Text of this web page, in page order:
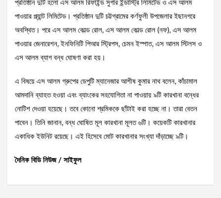
প্রতিষ্ঠান দুটি হলো এস আলম রিফাইন্ড সুগার ইন্ডাস্ট্রি লিমিটেড ও এস আলম
পাওয়ার প্ল্যান্ট লিমিটেড। প্রতিষ্ঠান দুটি চট্টগ্রামের কর্ণফুলী উপজেলার ইছানগরে
অবস্থিত। পরে এস আলম কোল্ড রোল, এস আলম কোল্ড রোল (নফ), এস আলম
পাওয়ার জেনারেশন, ইনফিনিটি পিআর স্ট্রিপস, চেমন ইস্পাত, এস আলম স্টিলস ও
এস আলম ব্যাগ বন্ধ ঘোষণা করা হয়।
এ বিষয়ে এস আলম গ্রুপের ডেপুটি ম্যানেজার আশীষ কুমার নাথ বলেন, কাঁচামাল
আমদানি ব্যাহত হওয়া এবং ব্যাংকের সহযোগিতা না পাওয়ায় ৯টি কারখানা বন্ধের
নোটিশ দেওয়া হয়েছে। তবে কোনো শ্রমিককে ছাঁটাই করা হচ্ছে না। তারা বেতন
পাবেন। তিনি জানান, বন্ধ ঘোষিত মূল কারখানা মূলত ৬টি। কয়েকটি কারখানার
একাধিক ইউনিট রয়েছে। এই হিসেবে মোট কারখানার সংখ্যা দাঁড়াচ্ছে ৯টি।
দৈনিক বিডি নিউজ / সাইফুল